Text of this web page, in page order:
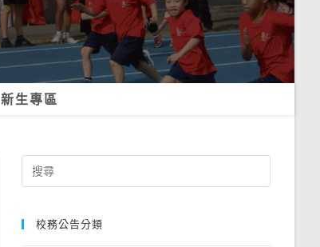
新生專區
Search
for:
校務公告分類